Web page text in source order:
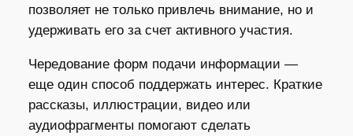
позволяет не только привлечь внимание, но и
удерживать его за счет активного участия.
Чередование форм подачи информации —
еще один способ поддержать интерес. Краткие
рассказы, иллюстрации, видео или
аудиофрагменты помогают сделать